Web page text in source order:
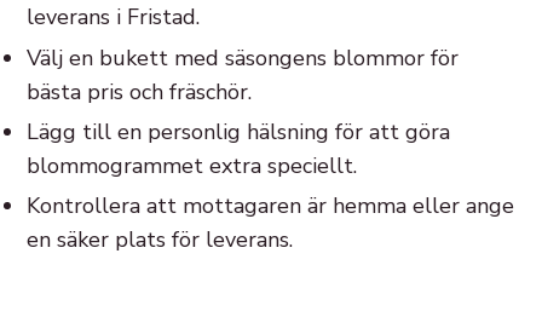
leverans i Fristad.
Välj en bukett med säsongens blommor för
bästa pris och fräschör.
Lägg till en personlig hälsning för att göra
blommogrammet extra speciellt.
Kontrollera att mottagaren är hemma eller ange
en säker plats för leverans.